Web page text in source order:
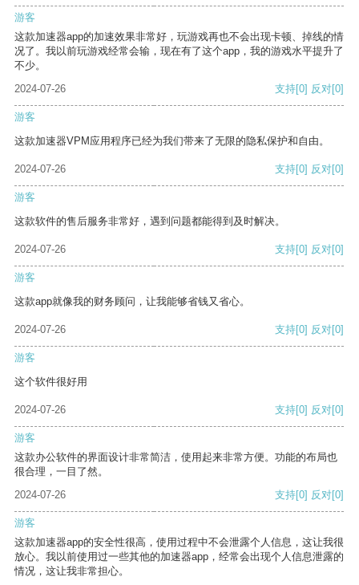
游客
这款加速器app的加速效果非常好，玩游戏再也不会出现卡顿、掉线的情
况了。我以前玩游戏经常会输，现在有了这个app，我的游戏水平提升了
不少。
2024-07-26
支持[0] 反对[0]
游客
这款加速器VPM应用程序已经为我们带来了无限的隐私保护和自由。
2024-07-26 支持[0] 反对[0]
游客
这款软件的售后服务非常好，遇到问题都能得到及时解决。
2024-07-26 支持[0] 反对[0]
游客
这款app就像我的财务顾问，让我能够省钱又省心。
2024-07-26 支持[0] 反对[0]
游客
这个软件很好用
2024-07-26 支持[0] 反对[0]
游客
这款办公软件的界面设计非常简洁，使用起来非常方便。功能的布局也
很合理，一目了然。
2024-07-26
支持[0] 反对[0]
游客
这款加速器app的安全性很高，使用过程中不会泄露个人信息，这让我很
放心。我以前使用过一些其他的加速器app，经常会出现个人信息泄露的
情况，这让我非常担心。